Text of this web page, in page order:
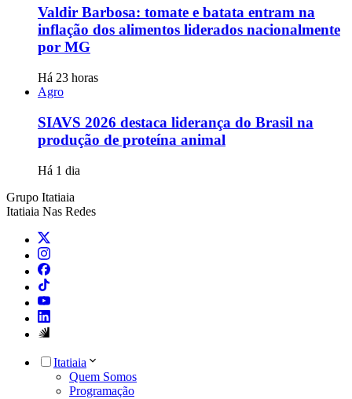
Valdir Barbosa: tomate e batata entram na
inflação dos alimentos liderados nacionalmente
por MG
Há 23 horas
Agro
SIAVS 2026 destaca liderança do Brasil na
produção de proteína animal
Há 1 dia
Grupo Itatiaia
Itatiaia Nas Redes
Itatiaia
Quem Somos
Programação